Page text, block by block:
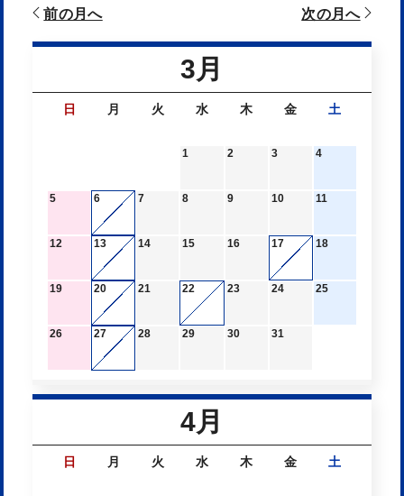
前の月へ 次の月へ
3月
日 月 火 水 木 金 土
1 2 3 4
5 6 7 8 9 10 11
12 13 14 15 16 17 18
19 20 21 22 23 24 25
26 27 28 29 30 31
4月
日 月 火 水 木 金 土